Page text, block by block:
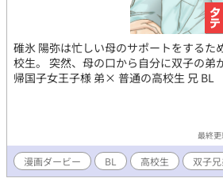
碓氷 陽弥は忙しい母のサポートをするた
校生。 突然、母の口から自分に双子の弟
帰国子女王子様 弟× 普通の高校生 兄 BL
最終
漫画ダービー BL 高校生 双子